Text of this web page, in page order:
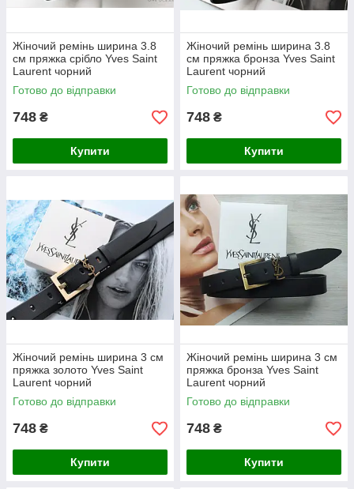
Жіночий ремінь ширина 3.8
см пряжка срібло Yves Saint
Laurent чорний
Готово до відправки
748 ₴
Купити
Жіночий ремінь ширина 3.8
см пряжка бронза Yves Saint
Laurent чорний
Готово до відправки
748 ₴
Купити
Жіночий ремінь ширина 3 см
пряжка золото Yves Saint
Laurent чорний
Готово до відправки
748 ₴
Купити
Жіночий ремінь ширина 3 см
пряжка бронза Yves Saint
Laurent чорний
Готово до відправки
748 ₴
Купити